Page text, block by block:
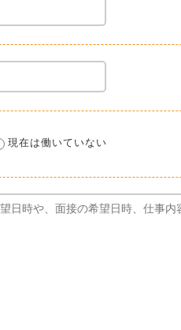
現在は働いていない